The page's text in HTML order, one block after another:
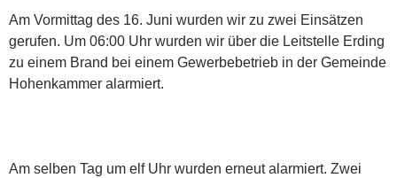
Am Vormittag des 16. Juni wurden wir zu zwei Einsätzen
gerufen. Um 06:00 Uhr wurden wir über die Leitstelle Erding
zu einem Brand bei einem Gewerbebetrieb in der Gemeinde
Hohenkammer alarmiert.
Am selben Tag um elf Uhr wurden erneut alarmiert. Zwei